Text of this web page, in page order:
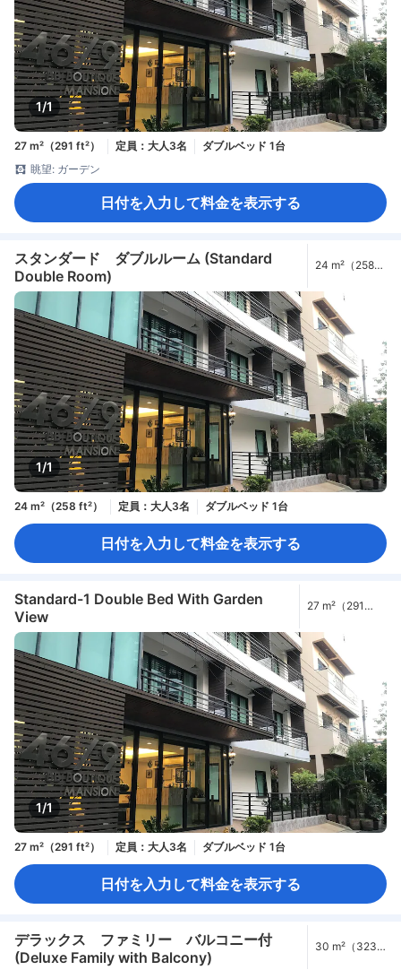
1/1
27 m²（291 ft²） 定員：大人3名
ダブルベッド 1台
眺望: ガーデン
日付を入力して料金を表示する
スタンダード ダブルルーム (Standard
Double Room)
24 m²（258
1/1
24 m²（258 ft²） 定員：大人3名 ダブルベッド 1台
日付を入力して料金を表示する
Standard-1 Double Bed With Garden
View
27 m²（291
1/1
27 m²（291 ft²） 定員：大人3名 ダブルベッド 1台
日付を入力して料金を表示する
デラックス ファミリー バルコニー付
(Deluxe Family with Balcony)
30 m²（323